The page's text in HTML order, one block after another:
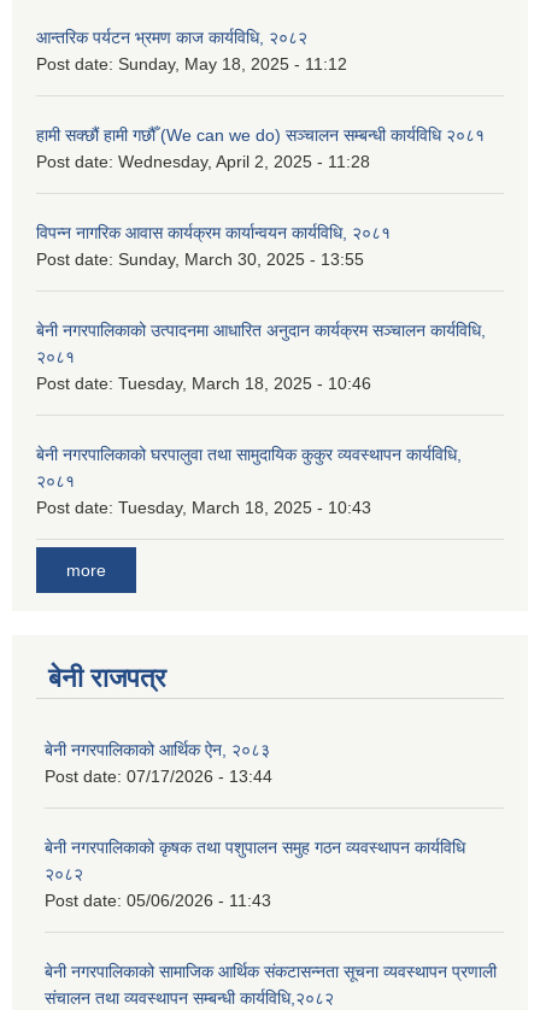
आन्तरिक पर्यटन भ्रमण काज कार्यविधि, २०८२
Post date: Sunday, May 18, 2025 - 11:12
हामी सक्छौं हामी गछौँ (We can we do) सञ्चालन सम्बन्धी कार्यविधि २०८१
Post date: Wednesday, April 2, 2025 - 11:28
विपन्न नागरिक आवास कार्यक्रम कार्यान्वयन कार्यविधि, २०८१
Post date: Sunday, March 30, 2025 - 13:55
बेनी नगरपालिकाको उत्पादनमा आधारित अनुदान कार्यक्रम सञ्‍चालन कार्यविधि,
२०८१
Post date: Tuesday, March 18, 2025 - 10:46
बेनी नगरपालिकाको घरपालुवा तथा सामुदायिक कुकुर व्यवस्थापन कार्यविधि,
२०८१
Post date: Tuesday, March 18, 2025 - 10:43
more
बेनी राजपत्र
बेनी नगरपालिकाको आर्थिक ऐन, २०८३
Post date: 07/17/2026 - 13:44
बेनी नगरपालिकाको कृषक तथा पशुपालन समुह गठन व्यवस्थापन कार्यविधि
२०८२
Post date: 05/06/2026 - 11:43
बेनी नगरपालिकाको सामाजिक आर्थिक संकटासन्नता सूचना व्यवस्थापन प्रणाली
संचालन तथा व्यवस्थापन सम्बन्धी कार्यविधि,२०८२